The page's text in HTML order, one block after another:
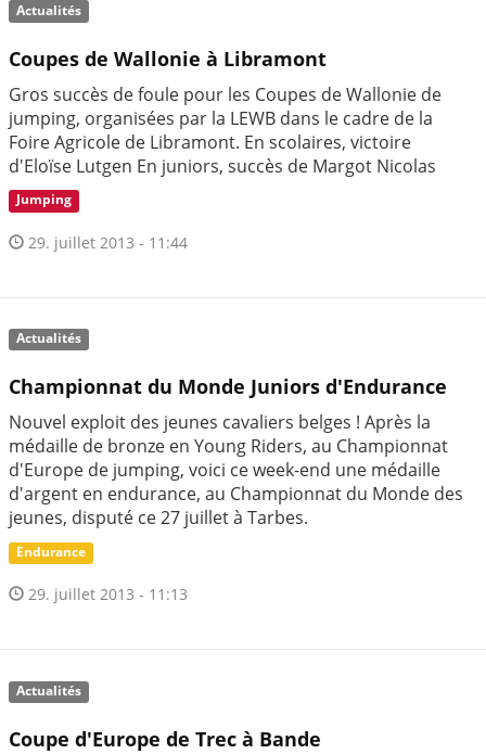
Actualités
Coupes de Wallonie à Libramont
Gros succès de foule pour les Coupes de Wallonie de
jumping, organisées par la LEWB dans le cadre de la
Foire Agricole de Libramont. En scolaires, victoire
d'Eloïse Lutgen En juniors, succès de Margot Nicolas
Jumping
29. juillet 2013 - 11:44
Actualités
Championnat du Monde Juniors d'Endurance
Nouvel exploit des jeunes cavaliers belges ! Après la
médaille de bronze en Young Riders, au Championnat
d'Europe de jumping, voici ce week-end une médaille
d'argent en endurance, au Championnat du Monde des
jeunes, disputé ce 27 juillet à Tarbes.
Endurance
29. juillet 2013 - 11:13
Actualités
Coupe d'Europe de Trec à Bande